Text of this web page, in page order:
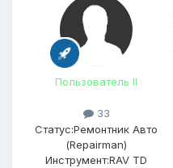
Пользователь II
33
Статус:Ремонтник Авто
(Repairman)
Инструмент:RAV TD